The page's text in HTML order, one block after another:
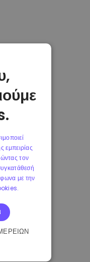
εμπειρίας
τον
με την